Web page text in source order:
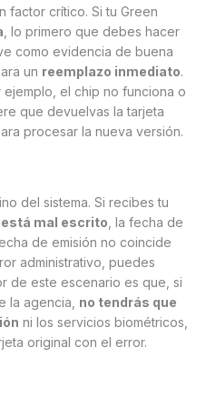
factor crítico. Si tu Green
, lo primero que debes hacer
como evidencia de buena
un reemplazo inmediato.
ejemplo, el chip no funciona o
que devuelvas la tarjeta
procesar la nueva versión.
del sistema. Si recibes tu
mal escrito , la fecha de
de emisión no coincide
administrativo, puedes
de este escenario es que, si
la agencia, no tendrás que
ni los servicios biométricos,
original con el error.